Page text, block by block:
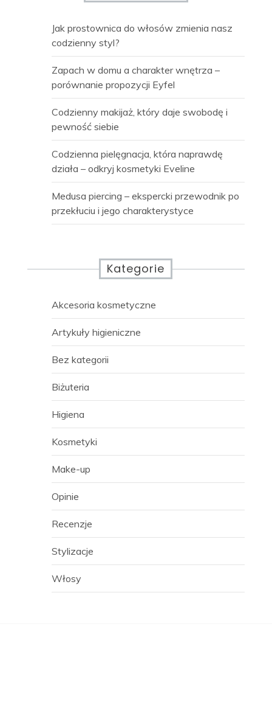
Jak prostownica do włosów zmienia nasz
codzienny styl?
Zapach w domu a charakter wnętrza –
porównanie propozycji Eyfel
Codzienny makijaż, który daje swobodę i
pewność siebie
Codzienna pielęgnacja, która naprawdę
działa – odkryj kosmetyki Eveline
Medusa piercing – ekspercki przewodnik po
przekłuciu i jego charakterystyce
Kategorie
Akcesoria kosmetyczne
Artykuły higieniczne
Bez kategorii
Biżuteria
Higiena
Kosmetyki
Make-up
Opinie
Recenzje
Stylizacje
Włosy